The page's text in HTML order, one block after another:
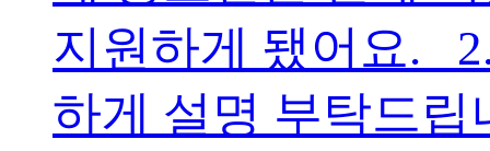
지원하게 됐어요.
하게 설명 부탁드